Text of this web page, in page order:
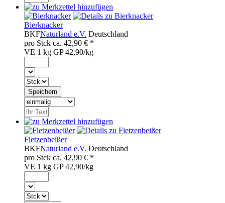
Bierknacker
BKFNaturland e.V. Deutschland
pro Stck ca. 42,90 € *
VE 1 kg GP 42,90/kg
Fietzenbeißer
BKFNaturland e.V. Deutschland
pro Stck ca. 42,90 € *
VE 1 kg GP 42,90/kg